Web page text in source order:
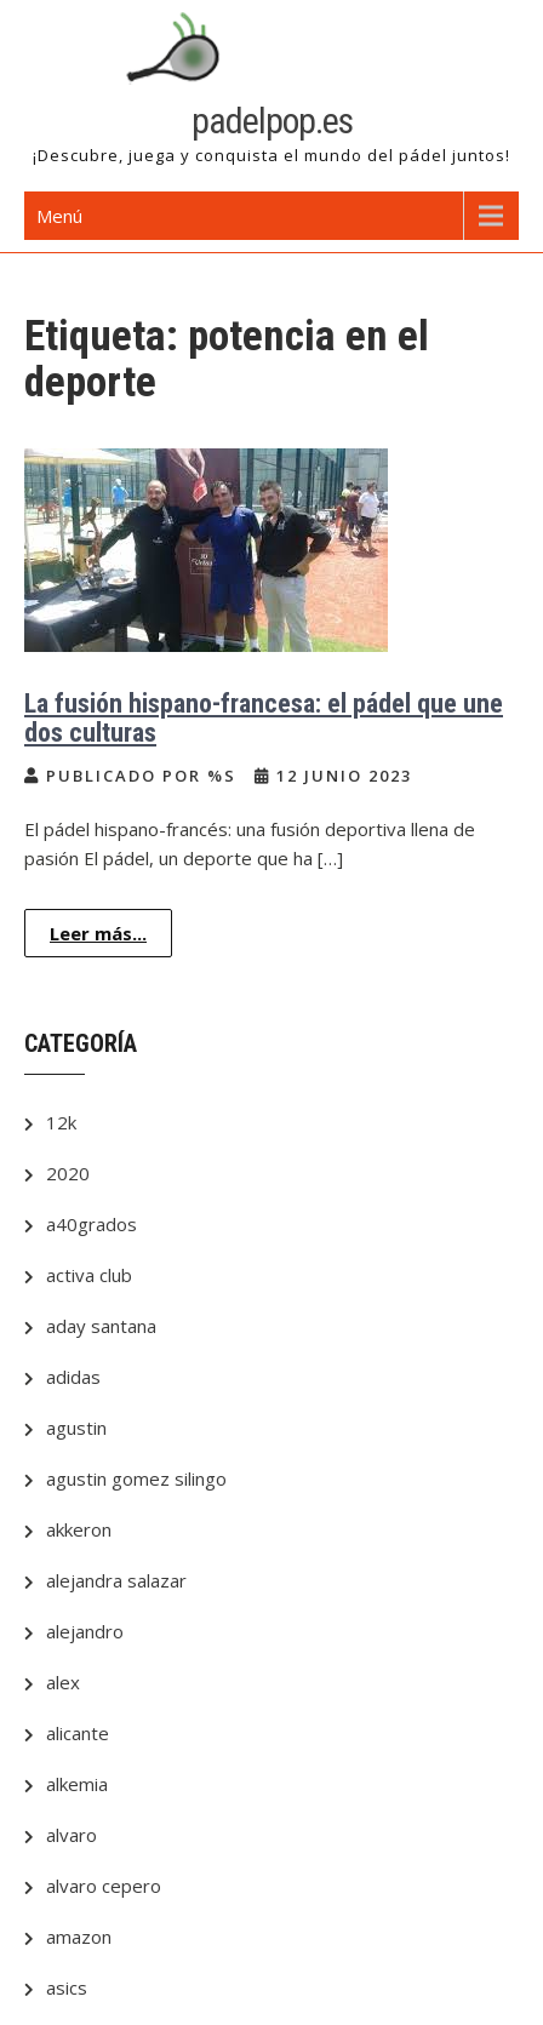
padelpop.es
¡Descubre, juega y conquista el mundo del pádel juntos!
Menú
Etiqueta: potencia en el
deporte
La fusión hispano-francesa: el pádel que une
dos culturas
PUBLICADO POR %S 12 JUNIO 2023
El pádel hispano-francés: una fusión deportiva llena de
pasión El pádel, un deporte que ha […]
Leer más...
CATEGORÍA
12k
2020
a40grados
activa club
aday santana
adidas
agustin
agustin gomez silingo
akkeron
alejandra salazar
alejandro
alex
alicante
alkemia
alvaro
alvaro cepero
amazon
asics